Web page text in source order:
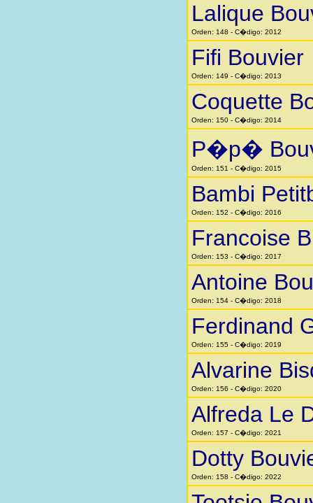
Lalique
Orden: 148 - C�digo: 2012
Fifi Bouvier
Orden: 149 - C�digo: 2013
Coquette
Orden: 150 - C�digo: 2014
P�p�
Orden: 151 - C�digo: 2015
Bambi
Orden: 152 - C�digo: 2016
Francoise
Orden: 153 - C�digo: 2017
Antoine
Orden: 154 - C�digo: 2018
Ferdinand
Orden: 155 - C�digo: 2019
Alvarine
Orden: 156 - C�digo: 2020
Alfreda Le
Orden: 157 - C�digo: 2021
Dotty
Orden: 158 - C�digo: 2022